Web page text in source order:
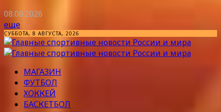
08.08.2026
еще
СУББОТА, 8 АВГУСТА, 2026
МАГАЗИН
ФУТБОЛ
ХОККЕЙ
БАСКЕТБОЛ